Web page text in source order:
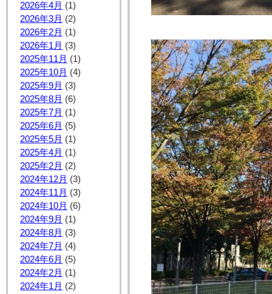
2026年4月 (1)
2026年3月 (2)
2026年2月 (1)
2026年1月 (3)
2025年11月 (1)
2025年10月 (4)
2025年9月 (3)
2025年8月 (6)
2025年7月 (1)
2025年6月 (5)
2025年5月 (1)
2025年4月 (1)
2025年2月 (2)
2024年12月 (3)
2024年11月 (3)
2024年10月 (6)
2024年9月 (1)
2024年8月 (3)
2024年7月 (4)
2024年6月 (5)
2024年2月 (1)
2024年1月 (2)